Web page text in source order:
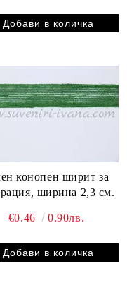
конопен ширит за
ширина 2,3 см.
€0.46 0.90лв.